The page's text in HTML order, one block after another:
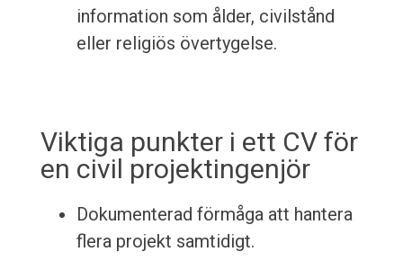
information som ålder, civilstånd
eller religiös övertygelse.
Viktiga punkter i ett CV för
en civil projektingenjör
Dokumenterad förmåga att hantera
flera projekt samtidigt.